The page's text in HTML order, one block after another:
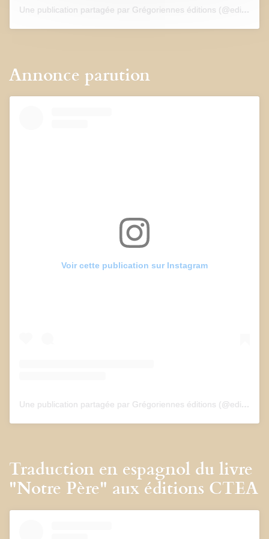
Une publication partagée par Grégoriennes éditions (@edition_gregoriennes)
Annonce parution
Voir cette publication sur Instagram
Une publication partagée par Grégoriennes éditions (@edition_gregoriennes)
Traduction en espagnol du livre
"Notre Père" aux éditions CTEA